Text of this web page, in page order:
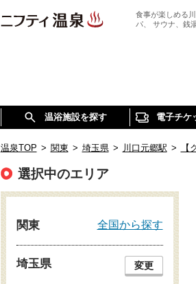
食事が楽しめる
パ、 サウナ、銭
温浴施設を探す 電子チケ
温泉TOP > 関東 > 埼玉県 > 川口元郷駅 > 【
選択中のエリア
関東 全国から探す
埼玉県 変更